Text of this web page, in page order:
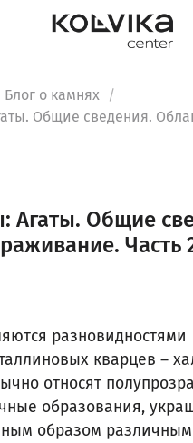
Блог о камнях
Общие сведения.
Агаты. Общие
Часть
разновидностями
кварцев –
относят
образования,
образом